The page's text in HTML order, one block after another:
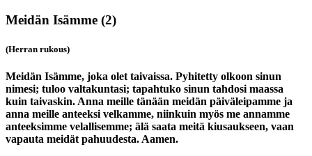
Meidän Isämme (2)
(Herran rukous)
Meidän Isämme, joka olet taivaissa. Pyhitetty olkoon sinun
nimesi; tuloo valtakuntasi; tapahtuko sinun tahdosi maassa
kuin taivaskin. Anna meille tänään meidän päiväleipamme ja
anna meille anteeksi velkamme, niinkuin myös me annamme
anteeksimme velallisemme; älä saata meitä kiusaukseen, vaan
vapauta meidät pahuudesta. Aamen.